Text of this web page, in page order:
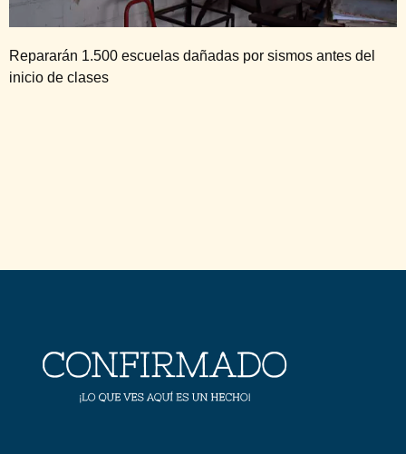
Repararán 1.500 escuelas dañadas por sismos antes del
inicio de clases